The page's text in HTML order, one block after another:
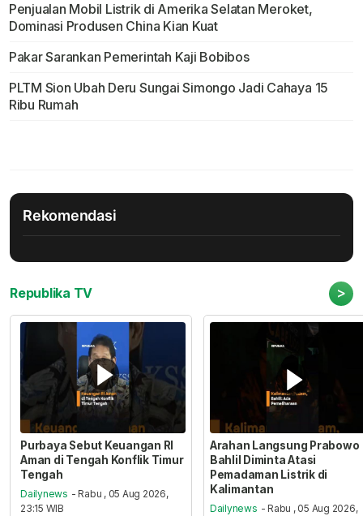
Penjualan Mobil Listrik di Amerika Selatan Meroket,
Dominasi Produsen China Kian Kuat
Pakar Sarankan Pemerintah Kaji Bobibos
PLTM Sion Ubah Deru Sungai Simongo Jadi Cahaya 15
Ribu Rumah
Rekomendasi
Republika TV >
Purbaya Sebut Keuangan RI
Aman di Tengah Konflik Timur
Tengah
Dailynews - Rabu , 05 Aug 2026,
23:15 WIB
Arahan Langsung Prabowo
Bahlil Diminta Atasi
Pemadaman Listrik di
Kalimantan
Dailynews - Rabu , 05 Aug 2026,